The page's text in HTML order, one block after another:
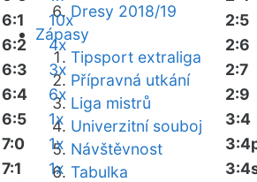
Dresy 2018/19
Zápasy
Tipsport extraliga
Přípravná utkání
Liga mistrů
Univerzitní souboj
Návštěvnost
Tabulka
6:1
10x
6:2
4x
6:3
3x
6:4
6x
6:5
1x
7:0
1x
7:1
1x
2:5
2:6
2:7
2:9
3:4